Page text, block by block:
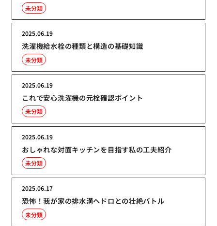
未分類
洗濯機給水栓の種類と構造の基礎知識
2025.06.19
未分類
これで安心洗濯機の元栓確認ポイント
2025.06.19
未分類
おしゃれな対面キッチンを目指す私の工夫紹介
2025.06.19
未分類
恐怖！我が家の排水溝ヘドロとの壮絶バトル
2025.06.17
未分類